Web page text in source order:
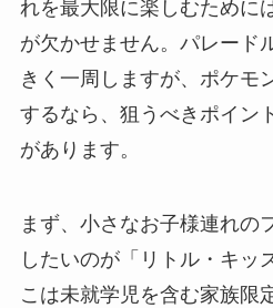
れを最大限に楽しむために
が欠かせません。パレード
きく一周しますが、ポケモ
するなら、狙うべきポイン
があります。
まず、小さなお子様連れの
したいのが「リトル・キッ
こは未就学児を含む家族限